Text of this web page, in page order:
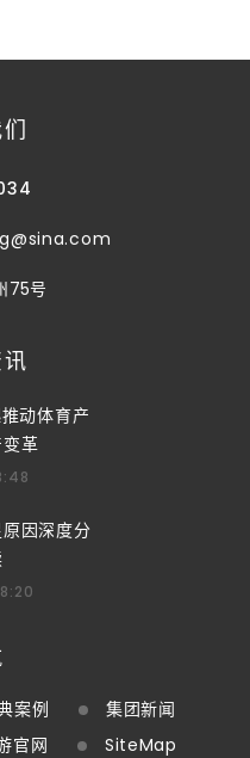
75号
动体育产
革
因深度分
案例
集团新闻
官网 SiteMap